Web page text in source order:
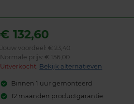
€132,60
Jouw voordeel: € 23,40
Normale prijs: € 156,00
Uitverkocht: Bekijk alternatieven
Binnen 1 uur gemonteerd
12 maanden productgarantie